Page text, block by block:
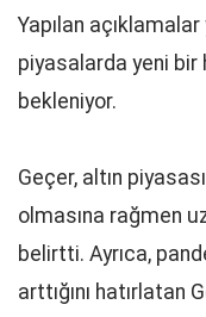
Yapılan
piyasalarda yeni bir
bekleniyor.
Geçer, altın
olmasına rağmen
belirtti. Ayrıca,
arttığını hatırlatan